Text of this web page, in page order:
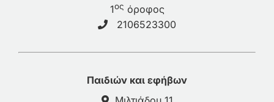
1ος όροφος
2106523300
Παιδιών και εφήβων